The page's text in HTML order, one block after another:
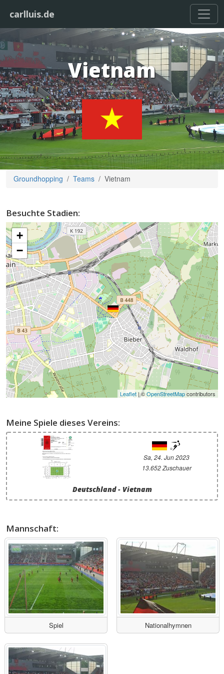
carlluis.de
Vietnam
Groundhopping Teams Vietnam
Besuchte Stadien:
+
−
Leaflet| ©OpenStreetMapcontributors
Meine Spiele dieses Vereins:
Sa, 24. Jun 2023
13.652 Zuschauer
Deutschland - Vietnam
Mannschaft:
Spiel Nationalhymnen